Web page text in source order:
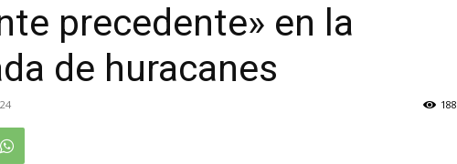
precedente» en la
de huracanes
188